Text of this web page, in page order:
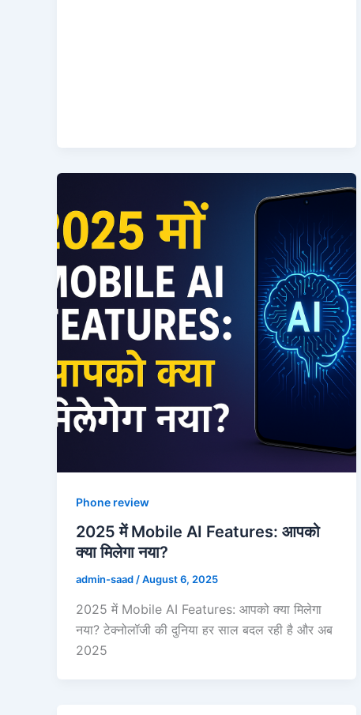
Phone review
2025 में Mobile AI Features: आपको
क्या मिलेगा नया?
admin-saad/August 6, 2025
2025 में Mobile AI Features: आपको क्या मिलेगा
नया? टेक्नोलॉजी की दुनिया हर साल बदल रही है और अब
2025